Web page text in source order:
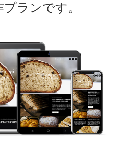
ランです。